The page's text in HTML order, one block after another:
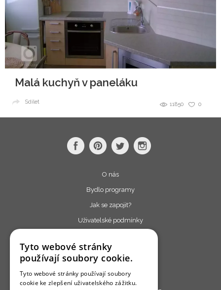
Malá kuchyň v paneláku
0
11850
Sdílet
O nás
Bydlo programy
Jak se zapojit?
Uživatelské podmínky
Cookies
Tyto webové stránky
používají soubory cookie.
Tyto webové stránky používají soubory
cookie ke zlepšení uživatelského zážitku.